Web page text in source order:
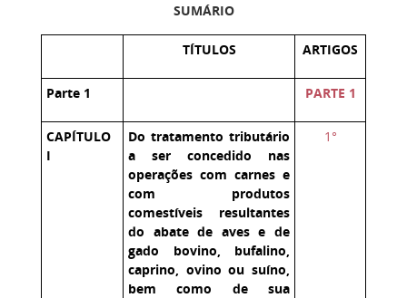
SUMÁRIO
TÍTULOS ARTIGOS
Parte 1 PARTE 1
CAPÍTULO
I
Do tratamento tributário
a ser concedido nas
operações com carnes e
com produtos
comestíveis resultantes
do abate de aves e de
gado bovino, bufalino,
caprino, ovino ou suíno,
bem como de sua
1°